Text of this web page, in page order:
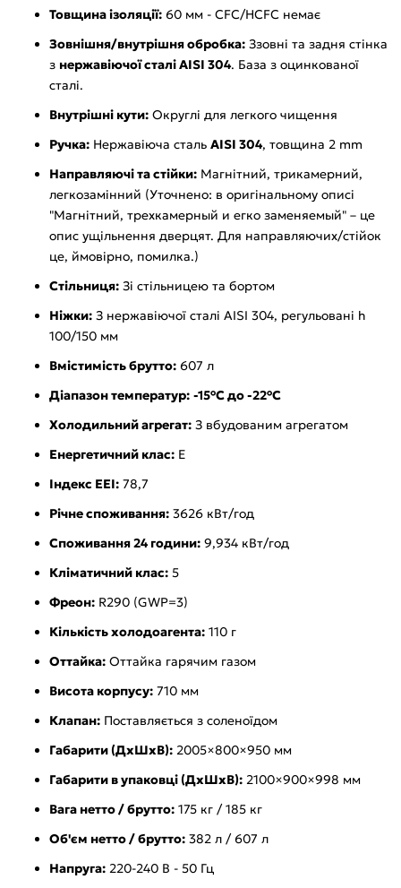
Товщина ізоляції: 60 мм - CFC/HCFC немає
Зовнішня/внутрішня обробка: Ззовні та задня стінка
з нержавіючої сталі AISI 304. База з оцинкованої
сталі.
Внутрішні кути: Округлі для легкого чищення
Ручка: Нержавіюча сталь AISI 304, товщина 2 mm
Направляючі та стійки: Магнітний, трикамерний,
легкозамінний (Уточнено: в оригінальному описі
"Магнітний, трехкамерный и егко заменяемый" – це
опис ущільнення дверцят. Для направляючих/стійок
це, ймовірно, помилка.)
Стільниця: Зі стільницею та бортом
Ніжки: З нержавіючої сталі AISI 304, регульовані h
100/150 мм
Вмістимість брутто: 607 л
Діапазон температур: -15°C до -22°C
Холодильний агрегат: З вбудованим агрегатом
Енергетичний клас: E
Індекс EEI: 78,7
Річне споживання: 3626 кВт/год
Споживання 24 години: 9,934 кВт/год
Кліматичний клас: 5
Фреон: R290 (GWP=3)
Кількість холодоагента: 110 г
Оттайка: Оттайка гарячим газом
Висота корпусу: 710 мм
Клапан: Поставляється з соленоїдом
Габарити (ДхШхВ): 2005×800×950 мм
Габарити в упаковці (ДхШхВ): 2100×900×998 мм
Вага нетто / брутто: 175 кг / 185 кг
Об'єм нетто / брутто: 382 л / 607 л
Напруга: 220-240 В - 50 Гц